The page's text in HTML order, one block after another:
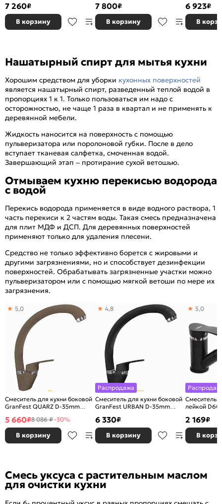
7 260₽
В корзину
7 800₽
В корзину
6 923₽
В
Нашатырный спирт для мытья кухни
Хорошим средством для уборки кухонных поверхностей
является нашатырный спирт, разведенный теплой водой в
пропорциях 1 к 1. Только пользоваться им надо с
осторожностью, не чаще 1 раза в квартал и не применять к
деревянной мебели.
Жидкость наносится на поверхность с помощью
пульверизатора или поролоновой губки. После в дело
вступает тканевая салфетка, смоченная водой.
Завершающий этап – протирание сухой ветошью.
Отмываем кухню перекисью водорода
с водой
Перекись водорода применяется в виде водного раствора, 1
часть перекиси к 2 частям воды. Такая смесь предназначена
для плит МДФ и ДСП. Для деревянных поверхностей
применяют только для удаления плесени.
Средство не только эффективно борется с жировыми и
другими загрязнениями, но и способствует дезинфекции
поверхностей. Обрабатывать загрязненные участки можно
пульверизатором или с помощью мягкой ветоши по мере их
загрязнения.
Смеситель для кухни боковой
GranFest QUARZ D-35mm
5,0
5 660₽8 086 ₽-30%
В корзину
Распродажа
Смеситель для кухни боковой
GranFest URBAN D-35mm
4,8
6 330₽
В корзину
Смеситель
лейкой
5,0
2 169₽
В
Смесь уксуса с растительным маслом
для очистки кухни